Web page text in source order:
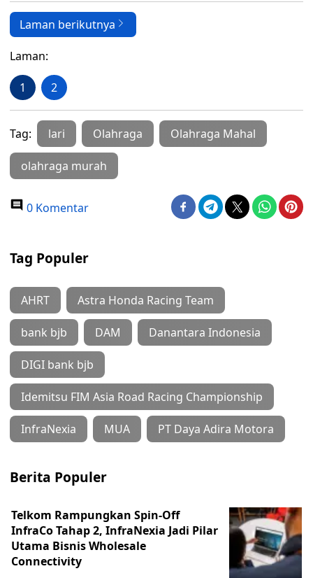
Laman berikutnya
Laman:
1 2
Tag: lari Olahraga Olahraga Mahal
olahraga murah
0 Komentar
Tag Populer
AHRT Astra Honda Racing Team
bank bjb DAM Danantara Indonesia
DIGI bank bjb
Idemitsu FIM Asia Road Racing Championship
InfraNexia MUA PT Daya Adira Motora
Berita Populer
Telkom Rampungkan Spin-Off
InfraCo Tahap 2, InfraNexia Jadi Pilar
Utama Bisnis Wholesale
Connectivity